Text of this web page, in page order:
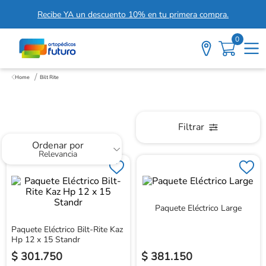
Recibe YA un descuento 10% en tu primera compra.
0
Bilt Rite
Bilt Rite
Ordenar por
Relevancia
Filtrar
Paquete Eléctrico Bilt-Rite Kaz
Hp 12 x 15 Standr
$ 301.750
Paquete Eléctrico Large
$ 381.150